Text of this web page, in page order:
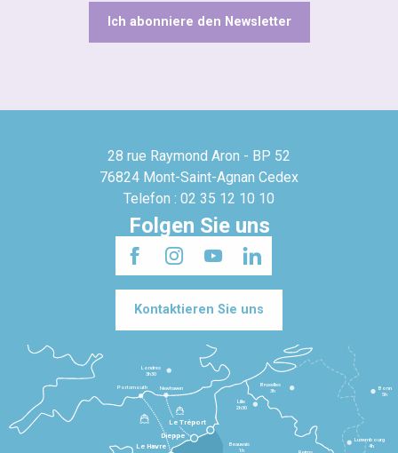
Ich abonniere den Newsletter
28 rue Raymond Aron - BP 52
76824 Mont-Saint-Agnan Cedex
Telefon : 02 35 12 10 10
Folgen Sie uns
Kontaktieren Sie uns
Le Havre
Dieppe
Le Tréport
Beauvais
1h
Lille
2h30
Bruxelles
3h
Londres
3h30
Newhaven
Portsmouth
Bonn
5h
Luxembourg
4h